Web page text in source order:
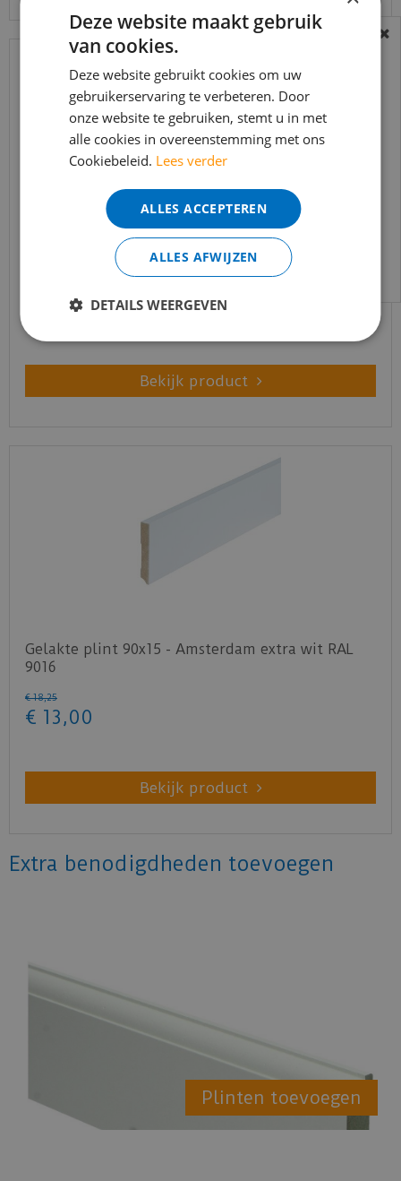
MDF Moderne plint 90x15 voorgelakt RAL9010 -
lengte 240cm
80
Bekijk product
Gelakte plint 90x15 - Amsterdam extra wit RAL
9016
€ 18,25
€ 13 ,00
Bekijk product
Extra benodigdheden toevoegen
Plinten toevoegen
BEREIKBAARHEID
In verband met de vakantie periode zijn wij
t/m 14 augustus telefonisch helaas niet
bereikbaar.
Bestelling worden uiteraard verwerkt
echter iets minder snel dan wat je van ons
gewend bent.
Voor vragen kan je ons bereiken via
info@merkvloerenwinkel.nl
Deze website maakt gebruik
van cookies.
Deze website gebruikt cookies om uw
gebruikerservaring te verbeteren. Door
onze website te gebruiken, stemt u in met
alle cookies in overeenstemming met ons
Cookiebeleid. Lees verder
ALLES ACCEPTEREN
ALLES AFWIJZEN
DETAILS WEERGEVEN